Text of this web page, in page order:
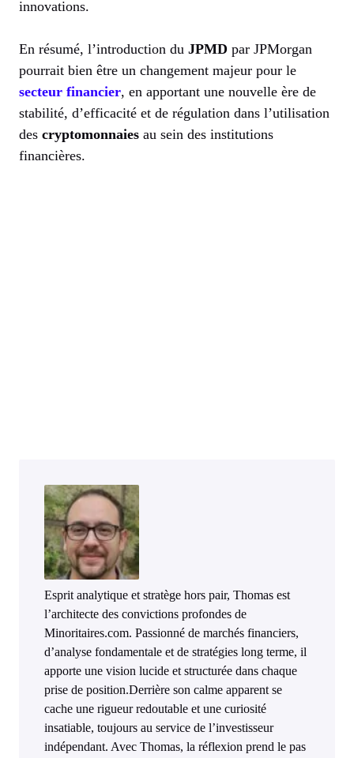
innovations.
En résumé, l’introduction du JPMD par JPMorgan
pourrait bien être un changement majeur pour le
secteur financier, en apportant une nouvelle ère de
stabilité, d’efficacité et de régulation dans l’utilisation
des cryptomonnaies au sein des institutions
financières.
Esprit analytique et stratège hors pair, Thomas est
l’architecte des convictions profondes de
Minoritaires.com. Passionné de marchés financiers,
d’analyse fondamentale et de stratégies long terme, il
apporte une vision lucide et structurée dans chaque
prise de position.Derrière son calme apparent se
cache une rigueur redoutable et une curiosité
insatiable, toujours au service de l’investisseur
indépendant. Avec Thomas, la réflexion prend le pas